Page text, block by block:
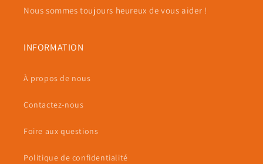
Nous sommes toujours heureux de vous aider !
INFORMATION
À propos de nous
Contactez-nous
Foire aux questions
Politique de confidentialité